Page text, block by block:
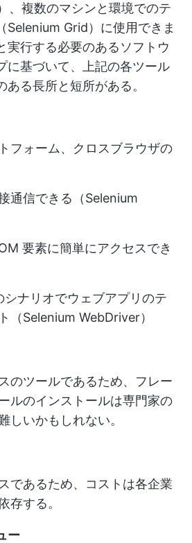
、複数のマシンと環境でのテ
Selenium Grid）に使用できま
実行する必要のあるソフトウ
に基づいて、上記の各ツール
る長所と短所がある。
フォーム、クロスブラウザの
通信できる（Selenium
要素に簡単にアクセスでき
シナリオでウェブアプリのテ
（Selenium WebDriver）
のツールであるため、フレー
ルのインストールは専門家の
しいかもしれない。
であるため、コストは各企業
存する。
ー